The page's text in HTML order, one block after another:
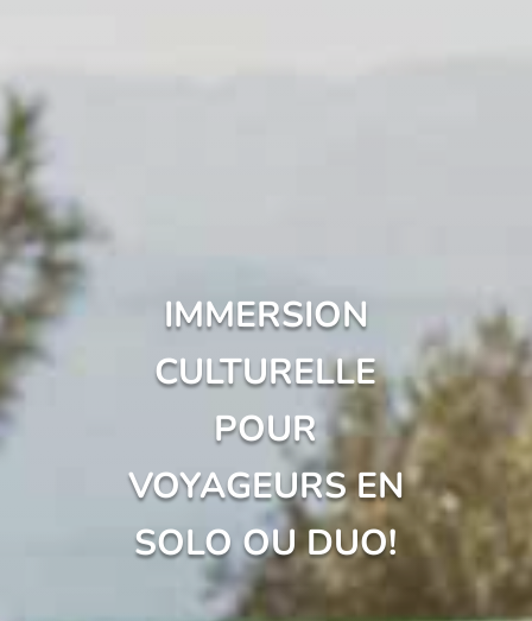
IMMERSION
CULTURELLE
POUR
VOYAGEURS EN
SOLO OU DUO!